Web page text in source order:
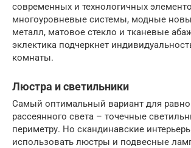
современных и технологичных
многоуровневые системы, модные
металл, матовое стекло и тканевые
эклектика подчеркнет
комнаты.
Люстра и светильники
Самый оптимальный вариант для
рассеянного света – точечные
периметру. Но скандинавские
использовать люстры и подвесные